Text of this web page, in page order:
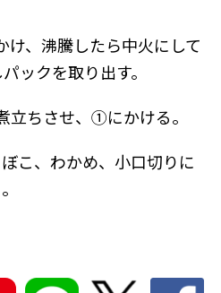
鰹節屋の
け、沸騰したら中火にして
ックを取り出す。
ちさせ、①にかける。
こ、わかめ、小口切りに